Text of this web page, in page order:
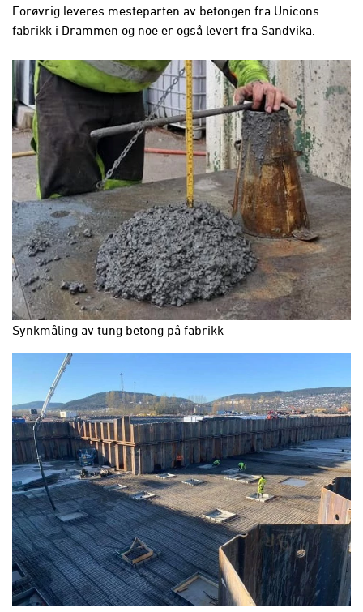
Forøvrig leveres mesteparten av betongen fra Unicons
fabrikk i Drammen og noe er også levert fra Sandvika.
Synkmåling av tung betong på fabrikk